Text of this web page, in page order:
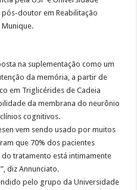
pós-doutor em Reabilitação
na suplementação como um
da memória, a partir de
em Triglicérides de Cadeia
da membrana do neurônio
cognitivos.
vem sendo usado por muitos
que 70% dos pacientes
tratamento está intimamente
diz Annunciato.
pelo grupo da Universidade